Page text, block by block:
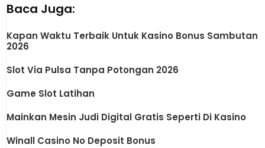
Baca Juga:
Kapan Waktu Terbaik Untuk Kasino Bonus Sambutan
2026
Slot Via Pulsa Tanpa Potongan 2026
Game Slot Latihan
Mainkan Mesin Judi Digital Gratis Seperti Di Kasino
Winall Casino No Deposit Bonus